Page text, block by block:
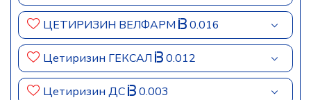
ЦЕТИРИЗИН ВЕЛФАРМ 0.016
Цетиризин ГЕКСАЛ 0.012
Цетиризин ДС 0.003